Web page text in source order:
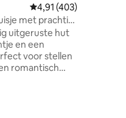
153 recensies
Gemiddelde
4,91 (403)
met prachtig
uitgeruste hut
en een
voor stellen
romantisch